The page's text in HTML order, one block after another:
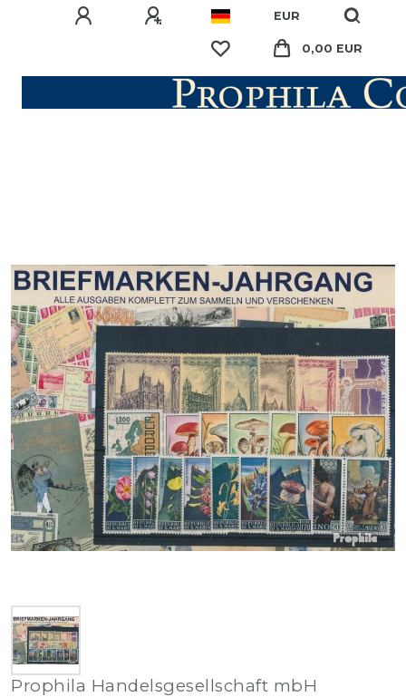
EUR
0,00 EUR
Prophila Handelsgesellschaft mbH